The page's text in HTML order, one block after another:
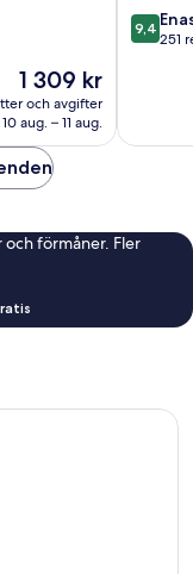
Priset
1 309 kr
1 309 kr
och avgifter
10 aug. – 11 aug.
9.4
av
9,4
251
förmåner. Fler